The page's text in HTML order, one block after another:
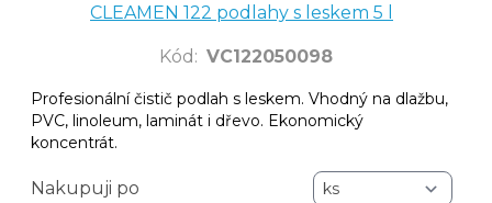
CLEAMEN 122 podlahy s leskem 5 l
Kód : VC122050098
Profesionální čistič podlah s leskem. Vhodný na dlažbu,
PVC, linoleum, laminát i dřevo. Ekonomický
koncentrát.
Nakupuji po